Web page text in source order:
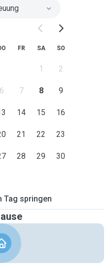
FR SA SO
1 2
6 7 8 9
14 15 16
21 22 23
28 29 30
Tag springen